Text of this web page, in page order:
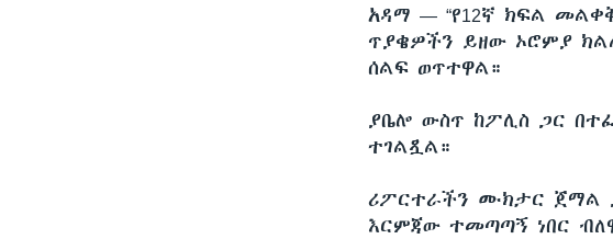
አዳማ —“የ12ኛ ክፍል
ጥያቄዎችን ይዘው ኦሮምያ
ሰልፍ ወጥተዋል።
ያቤሎ ውስጥ ከፖሊስ ጋር
ተገልጿል።
ሪፖርተራችን ሙክታር ጀማል
እርምጃው ተመጣጣኝ ነበር